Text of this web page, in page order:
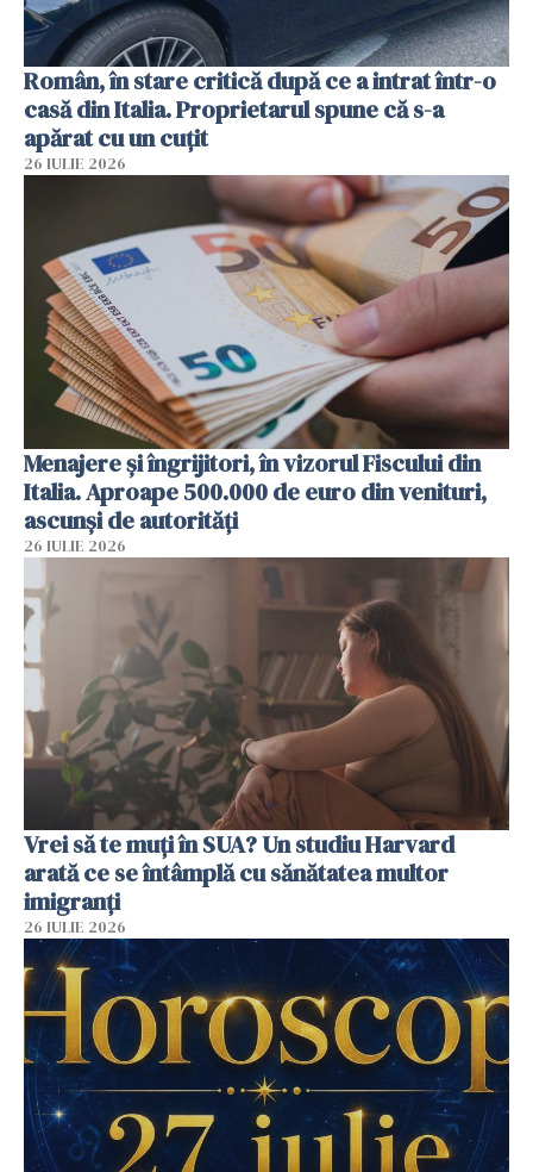
Român, în stare critică după ce a intrat într-o
casă din Italia. Proprietarul spune că s-a
apărat cu un cuțit
26 IULIE 2026
Menajere și îngrijitori, în vizorul Fiscului din
Italia. Aproape 500.000 de euro din venituri,
ascunși de autorități
26 IULIE 2026
Vrei să te muți în SUA? Un studiu Harvard
arată ce se întâmplă cu sănătatea multor
imigranți
26 IULIE 2026